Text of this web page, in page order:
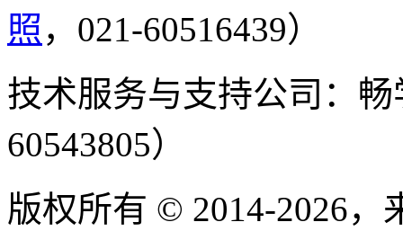
照 ，021-60516439）
技术服务与支持公司：
60543805）
版权所有 © 2014-2026，